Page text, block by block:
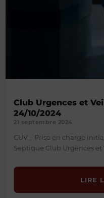
Club Urgences et
24/10/2024
21 septembre 2024
CUV – Prise en charge
Septique Club Urgences
LIRE